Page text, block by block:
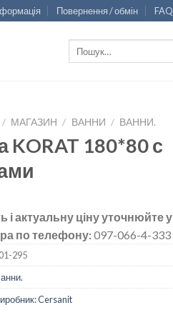
Повернення / обмін FAQ
/ МАГАЗИН / ВАННИ / ВАННИ.
KORAT 180*80 с
і актуальну ціну уточнюйте у
по телефону:097-066-4-333
295
Cersanit